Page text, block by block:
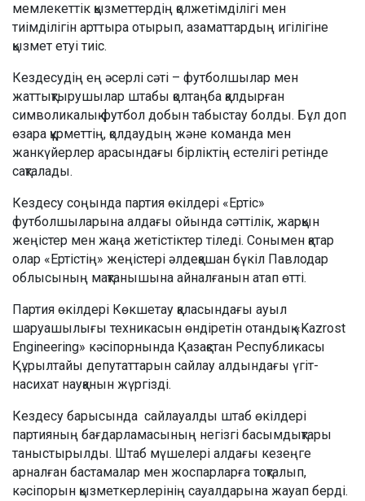
мемлекеттік қызметтердің қолжетімділігі мен
тиімділігін арттыра отырып, азаматтардың игілігіне
қызмет етуі тиіс.
Кездесудің ең әсерлі сәті – футболшылар мен
жаттықтырушылар штабы қолтаңба қалдырған
символикалық футбол добын табыстау болды. Бұл доп
өзара құрметтің, қолдаудың және команда мен
жанкүйерлер арасындағы бірліктің естелігі ретінде
сақталады.
Кездесу соңында партия өкілдері «Ертіс»
футболшыларына алдағы ойында сәттілік, жарқын
жеңістер мен жаңа жетістіктер тіледі. Сонымен қатар
олар «Ертістің» жеңістері әлдеқашан бүкіл Павлодар
облысының мақтанышына айналғанын атап өтті.
Партия өкілдері Көкшетау қаласындағы ауыл
шаруашылығы техникасын өндіретін отандық «Kazrost
Engineering» кәсіпорнында Қазақстан Республикасы
Құрылтайы депутаттарын сайлау алдындағы үгіт-
насихат науқанын жүргізді.
Кездесу барысында сайлауалды штаб өкілдері
партияның бағдарламасының негізгі басымдықтары
таныстырылды. Штаб мүшелері алдағы кезеңге
арналған бастамалар мен жоспарларға тоқталып,
кәсіпорын қызметкерлерінің сауалдарына жауап берді.